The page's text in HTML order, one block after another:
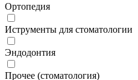
Ортопедия
Иструменты для стоматологии
Эндодонтия
Прочее (стоматология)